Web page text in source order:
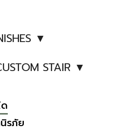
▼
STAIR ▼
รภัย